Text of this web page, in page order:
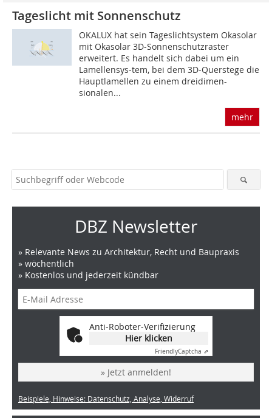
Tageslicht mit Sonnenschutz
OKALUX hat sein Tageslichtsystem Okasolar
mit Okasolar 3D-Sonnenschutzraster
erweitert. Es handelt sich dabei um ein
Lamellensys-tem, bei dem 3D-Querstege die
Hauptlamellen zu einem dreidimen-
sionalen...
mehr
DBZ Newsletter
» Relevante News zu Architektur, Recht und Baupraxis
» wöchentlich
» Kostenlos und jederzeit kündbar
Anti-Roboter-Verifizierung
Hier klicken
FriendlyCaptcha ⇗
» Jetzt anmelden!
Beispiele, Hinweise: Datenschutz, Analyse, Widerruf